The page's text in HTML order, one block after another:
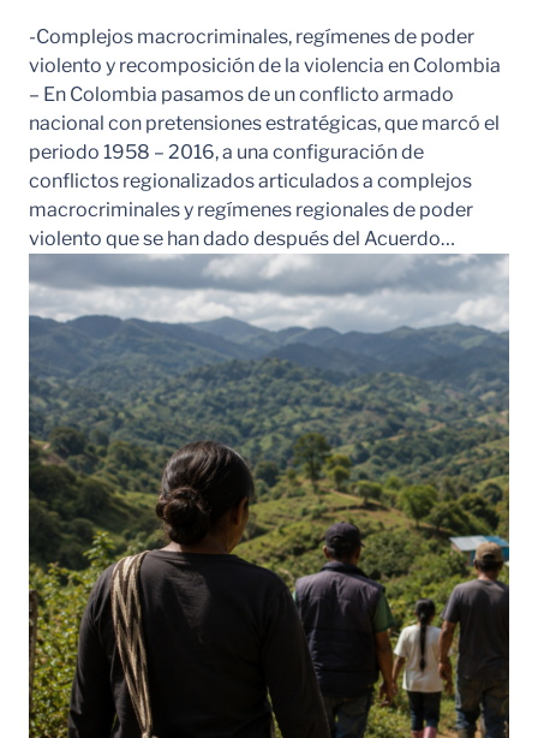
-Complejos macrocriminales, regímenes de poder
violento y recomposición de la violencia en Colombia
– En Colombia pasamos de un conflicto armado
nacional con pretensiones estratégicas, que marcó el
periodo 1958 – 2016, a una configuración de
conflictos regionalizados articulados a complejos
macrocriminales y regímenes regionales de poder
violento que se han dado después del Acuerdo…